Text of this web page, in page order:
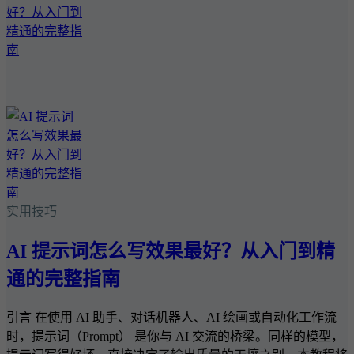
实用技巧
AI 提示词怎么写效果最好？从入门到精
通的完整指南
引言 在使用 AI 助手、对话机器人、AI 绘画或自动化工作流
时，提示词（Prompt） 是你与 AI 交流的桥梁。同样的模型，